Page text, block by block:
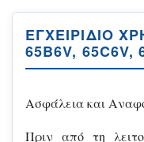
ΕΓΧΕΙΡΊΔΙΟ
65B6V, 65C6V,
Ασφάλεια και
Πριν από τη